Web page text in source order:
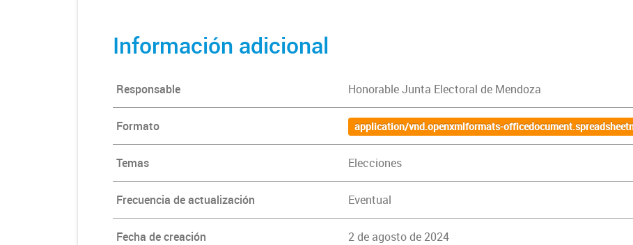
Información adicional
Responsable Honorable Junta Electoral de Mendoza
Formato application/vnd.openxmlformats-
Temas Elecciones
Frecuencia de actualización Eventual
Fecha de creación 2 de agosto de 2024